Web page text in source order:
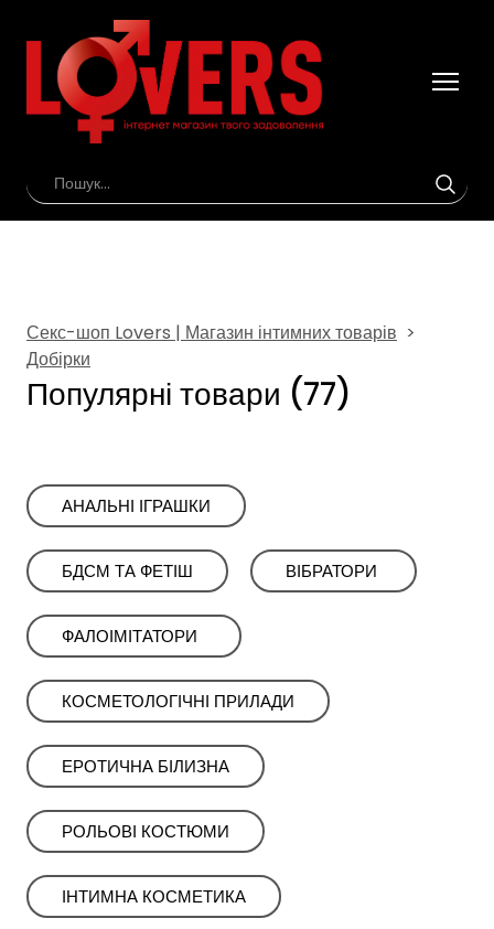
Секс-шоп Lovers | Магазин інтимних товарів
Добірки
Популярні товари (77)
ㅤАНАЛЬНІ ІГРАШКИ
ㅤㅤㅤБДСМㅤㅤㅤㅤ ТА ФЕТІШ ㅤㅤВІБРАТОРИㅤ ㅤ
ㅤФАЛОІМІТАТОРИ‎ ‎ ‎
КОСМЕТОЛОГІЧНІ ПРИЛАДИㅤㅤ
ЕРОТИЧНА БІЛИЗНА
РОЛЬОВІ КОСТЮМИ
ІНТИМНА КОСМЕТИКА